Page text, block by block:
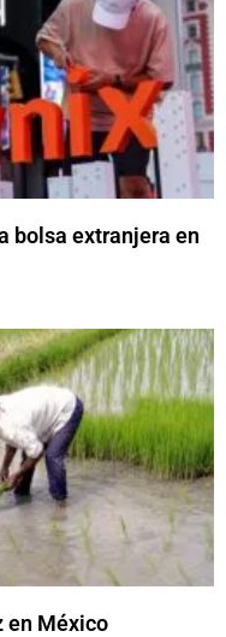
bolsa extranjera en
en México